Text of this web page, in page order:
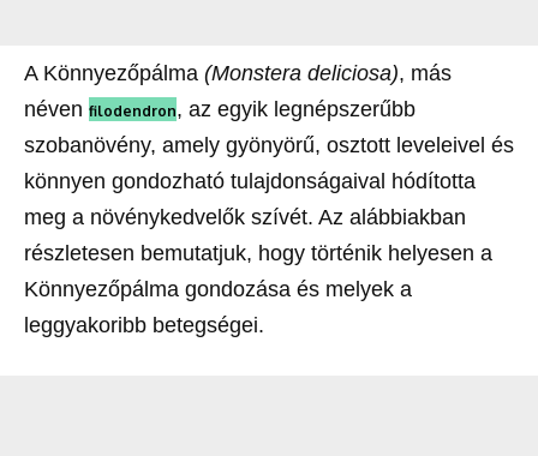
A Könnyezőpálma (Monstera deliciosa), más
néven filodendron, az egyik legnépszerűbb
szobanövény, amely gyönyörű, osztott leveleivel és
könnyen gondozható tulajdonságaival hódította
meg a növénykedvelők szívét. Az alábbiakban
részletesen bemutatjuk, hogy történik helyesen a
Könnyezőpálma gondozása és melyek a
leggyakoribb betegségei.